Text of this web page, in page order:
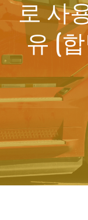
로 사
유 (